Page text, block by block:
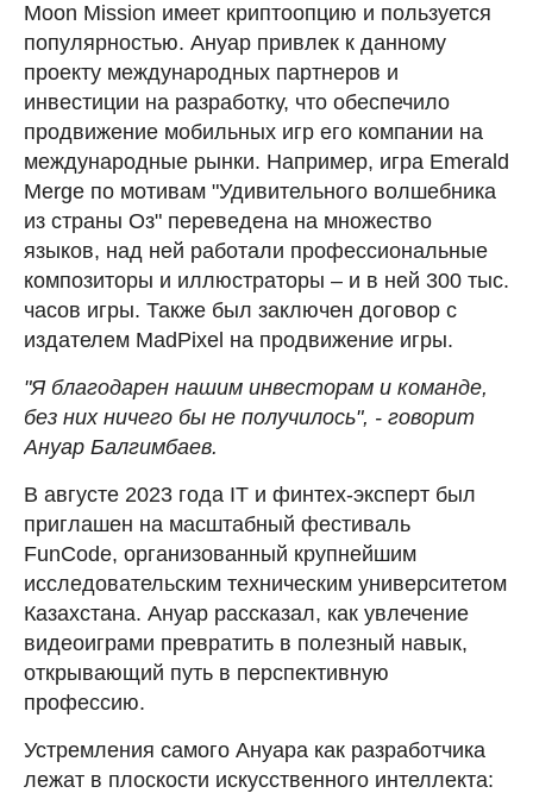
Moon Mission имеет криптоопцию и пользуется
популярностью. Ануар привлек к данному
проекту международных партнеров и
инвестиции на разработку, что обеспечило
продвижение мобильных игр его компании на
международные рынки. Например, игра Emerald
Merge по мотивам "Удивительного волшебника
из страны Оз" переведена на множество
языков, над ней работали профессиональные
композиторы и иллюстраторы – и в ней 300 тыс.
часов игры. Также был заключен договор с
издателем MadPixel на продвижение игры.
"Я благодарен нашим инвесторам и команде,
без них ничего бы не получилось", - говорит
Ануар Балгимбаев.
В августе 2023 года IT и финтех-эксперт был
приглашен на масштабный фестиваль
FunCode, организованный крупнейшим
исследовательским техническим университетом
Казахстана. Ануар рассказал, как увлечение
видеоиграми превратить в полезный навык,
открывающий путь в перспективную
профессию.
Устремления самого Ануара как разработчика
лежат в плоскости искусственного интеллекта: